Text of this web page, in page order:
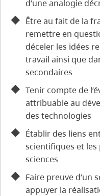
d’une analogie
Être au fait de la
remettre en
déceler les idées
travail ainsi que
secondaires
Tenir compte de
attribuable au
des technologies
Établir des liens
scientifiques et
sciences
Faire preuve d’un
appuyer la